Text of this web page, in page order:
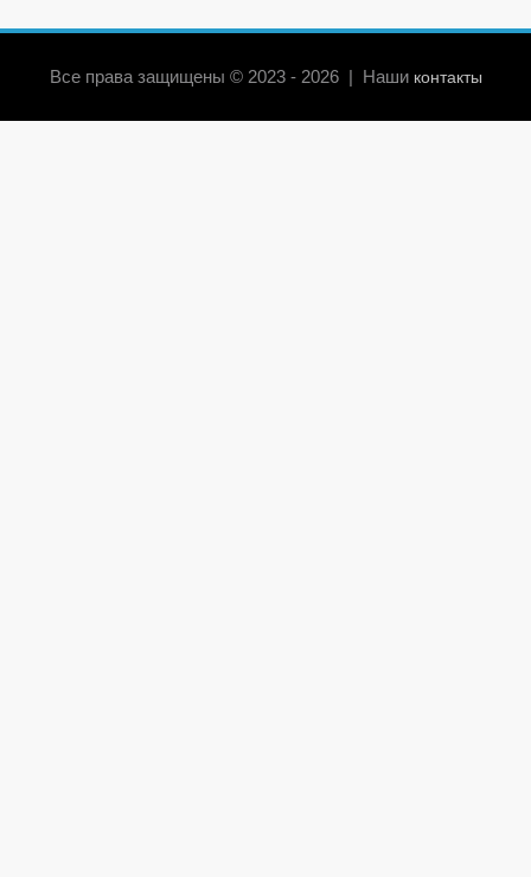
Все права защищены © 2023 - 2026 | Наши контакты